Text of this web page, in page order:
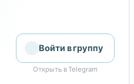
Войти в группу
Открыть в Telegram